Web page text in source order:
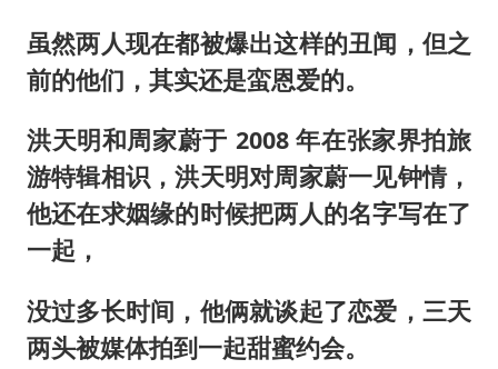
虽然两人现在都被爆出这样的丑闻，但之
前的他们，其实还是蛮恩爱的。
洪天明和周家蔚于 2008 年在张家界拍旅
游特辑相识，洪天明对周家蔚一见钟情，
他还在求姻缘的时候把两人的名字写在了
一起，
没过多长时间，他俩就谈起了恋爱，三天
两头被媒体拍到一起甜蜜约会。